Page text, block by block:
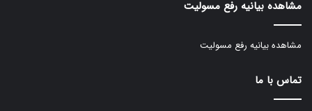
مشاهده بیانیه رفع مسولیت
مشاهده بیانیه رفع مسولیت
تماس با ما